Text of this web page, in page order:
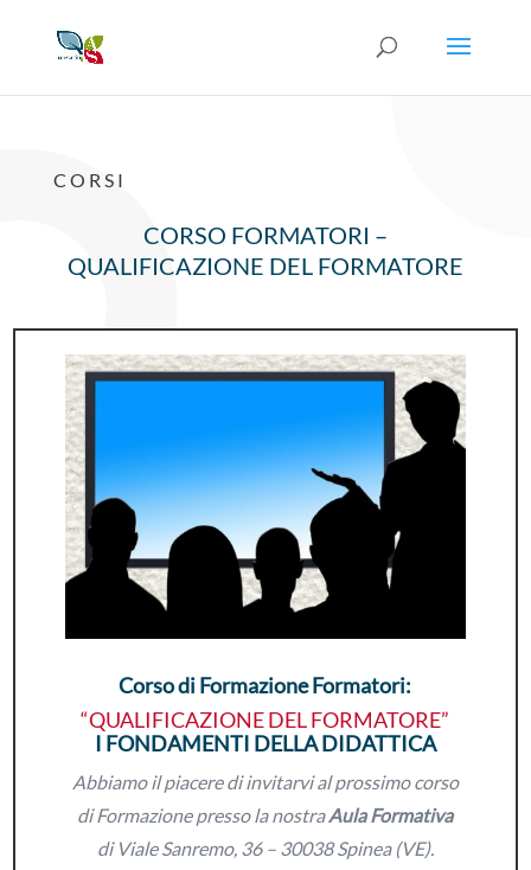
CORSI
CORSO FORMATORI –
QUALIFICAZIONE DEL FORMATORE
Corso di Formazione Formatori:
“QUALIFICAZIONE DEL FORMATORE”
I FONDAMENTI DELLA DIDATTICA
Abbiamo il piacere di invitarvi al prossimo corso
di Formazione presso la nostraAula Formativa
di Viale Sanremo, 36 – 30038 Spinea (VE).